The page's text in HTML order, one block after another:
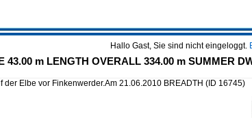
Hallo Gast, Sie sind nicht eingeloggt.
m LENGTH OVERALL 334.00 m SUMMER
der Elbe vor Finkenwerder.Am 21.06.2010 BREADTH (ID 16745)